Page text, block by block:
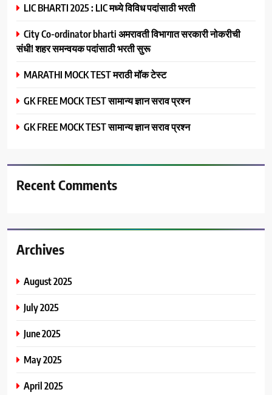
LIC BHARTI 2025 : LIC मध्ये विविध पदांसाठी भरती
City Co-ordinator bharti अमरावती विभागात सरकारी नोकरीची
संधी! शहर समन्वयक पदांसाठी भरती सुरू
MARATHI MOCK TEST मराठी मॉक टेस्ट
GK FREE MOCK TEST सामान्य ज्ञान सराव प्रश्न
GK FREE MOCK TEST सामान्य ज्ञान सराव प्रश्न
Recent Comments
Archives
August 2025
July 2025
June 2025
May 2025
April 2025